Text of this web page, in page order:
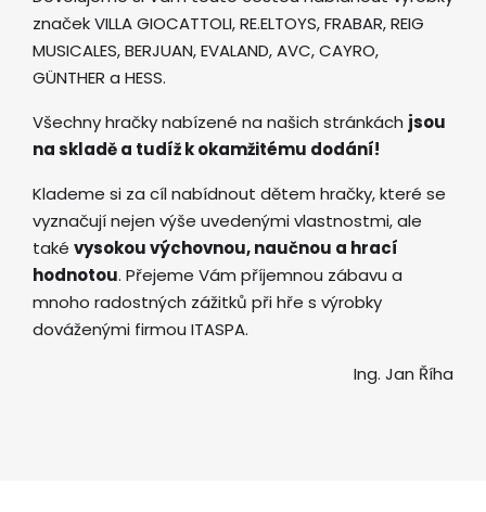
značek VILLA GIOCATTOLI, RE.ELTOYS, FRABAR, REIG
MUSICALES, BERJUAN, EVALAND, AVC, CAYRO,
GÜNTHER a HESS.
Všechny hračky nabízené na našich stránkách jsou
na skladě a tudíž k okamžitému dodání!
Klademe si za cíl nabídnout dětem hračky, které se
vyznačují nejen výše uvedenými vlastnostmi, ale
také vysokou výchovnou, naučnou a hrací
hodnotou. Přejeme Vám příjemnou zábavu a
mnoho radostných zážitků při hře s výrobky
dováženými firmou ITASPA.
Ing. Jan Říha